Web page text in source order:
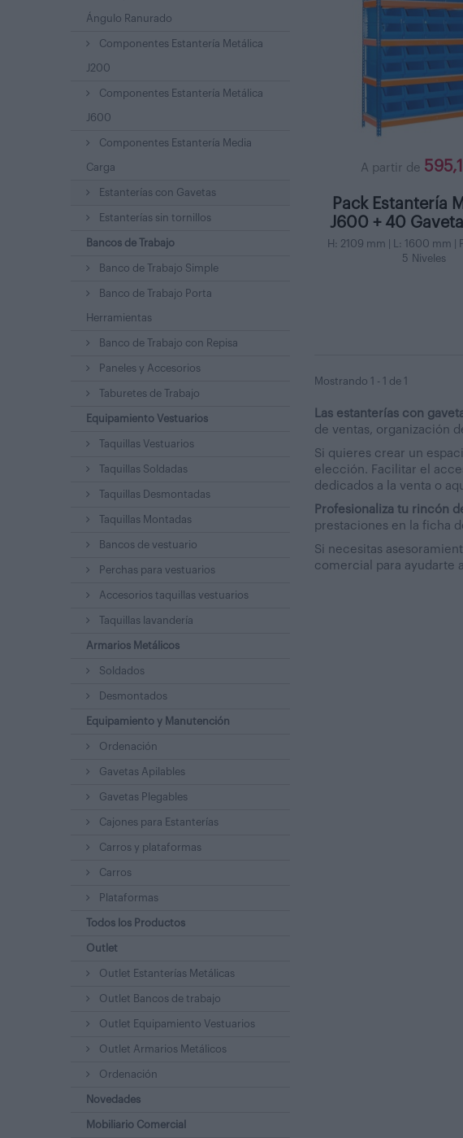
Ángulo Ranurado
Componentes Estantería Metálica
J200
Componentes Estantería Metálica
J600
Componentes Estantería Media
Carga
Estanterías con Gavetas
Estanterías sin tornillos
Bancos de Trabajo
Banco de Trabajo Simple
Banco de Trabajo Porta
Herramientas
Banco de Trabajo con Repisa
Paneles y Accesorios
Taburetes de Trabajo
Equipamiento Vestuarios
Taquillas Vestuarios
Taquillas Soldadas
Taquillas Desmontadas
Taquillas Montadas
Bancos de vestuario
Perchas para vestuarios
Accesorios taquillas vestuarios
Taquillas lavandería
Armarios Metálicos
Soldados
Desmontados
Equipamiento y Manutención
Ordenación
Gavetas Apilables
Gavetas Plegables
Cajones para Estanterías
Carros y plataformas
Carros
Plataformas
Todos los Productos
Outlet
Outlet Estanterías Metálicas
Outlet Bancos de trabajo
Outlet Equipamiento Vestuarios
Outlet Armarios Metálicos
Ordenación
Novedades
Mobiliario Comercial
A partir de
Pack Estantería
J600 + 40
H: 2109 mm | L: 1600 mm |
5 Niveles
Mostrando 1 - 1 de 1
Las estanterías con
de ventas, organización
Si quieres crear un
elección. Facilitar el
dedicados a la venta o
Profesionaliza tu rincón
prestaciones en la ficha
Si necesitas
comercial para ayudarte